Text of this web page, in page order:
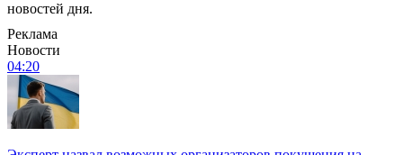
новостей дня.
Реклама
Новости
04:20